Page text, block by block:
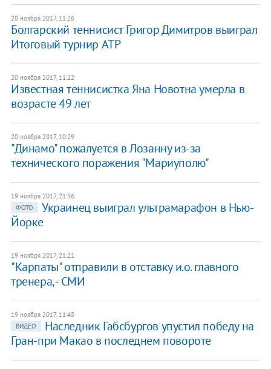
20 ноября 2017, 11:26
Болгарский теннисист Григор Димитров выиграл
Итоговый турнир ATP
20 ноября 2017, 11:22
Известная теннисистка Яна Новотна умерла в
возрасте 49 лет
20 ноября 2017, 10:29
"Динамо" пожалуется в Лозанну из-за
технического поражения "Мариуполю"
19 ноября 2017, 21:56
ФОТО
Украинец выиграл ультрамарафон в Нью-
Йорке
19 ноября 2017, 21:21
"Карпаты" отправили в отставку и.о. главного
тренера, - СМИ
19 ноября 2017, 11:45
ВИДЕО
Наследник Габсбургов упустил победу на
Гран-при Макао в последнем повороте